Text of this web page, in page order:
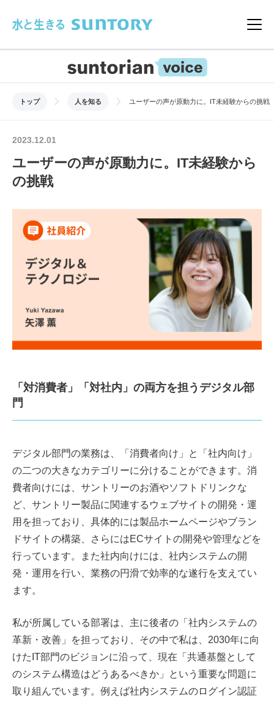
メ
トップ 人を知る ユーザーの声が原動力に。IT未経験からの挑戦
2023.12.01
ユーザーの声が原動力に。IT未経験から
の挑戦
「対消費者」「対社内」の両方を担うデジタル部
門
デジタル部門の業務は、「消費者向け」と「社内向け」
の二つの大きなカテゴリーに分けることができます。消
費者向けには、サントリーのお酒やソフトドリンクな
ど、サントリー製品に関連するウェブサイトの開発・運
用を担っており、具体的には製品ホームページやブラン
ドサイトの構築、さらにはECサイトの開発や管理などを
行っています。また社内向けには、社内システムの開
発・運用を行い、業務の円滑で効率的な遂行を支えてい
ます。
私が所属している部署は、主に後者の「社内システムの
革新・改善」を担っており、その中で私は、2030年に向
けたIT部門のビジョンに沿って、現在「共通基盤として
のシステム構造はどうあるべきか」という重要な問題に
取り組んでいます。例えば社内システムのログイン認証